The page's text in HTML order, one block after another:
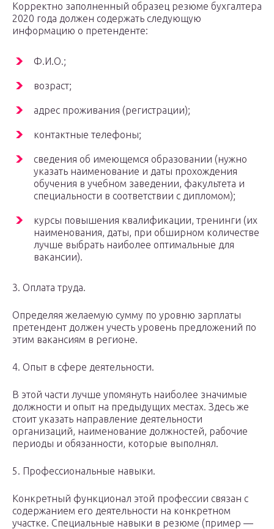
Корректно заполненный образец резюме бухгалтера
2020 года должен содержать следующую
информацию о претенденте:
Ф.И.О.;
возраст;
адрес проживания (регистрации);
контактные телефоны;
сведения об имеющемся образовании (нужно
указать наименование и даты прохождения
обучения в учебном заведении, факультета и
специальности в соответствии с дипломом);
курсы повышения квалификации, тренинги (их
наименования, даты, при обширном количестве
лучше выбрать наиболее оптимальные для
вакансии).
3. Оплата труда.
Определяя желаемую сумму по уровню зарплаты
претендент должен учесть уровень предложений по
этим вакансиям в регионе.
4. Опыт в сфере деятельности.
В этой части лучше упомянуть наиболее значимые
должности и опыт на предыдущих местах. Здесь же
стоит указать направление деятельности
организаций, наименование должностей, рабочие
периоды и обязанности, которые выполнял.
5. Профессиональные навыки.
Конкретный функционал этой профессии связан с
содержанием его деятельности на конкретном
участке. Специальные навыки в резюме (пример —